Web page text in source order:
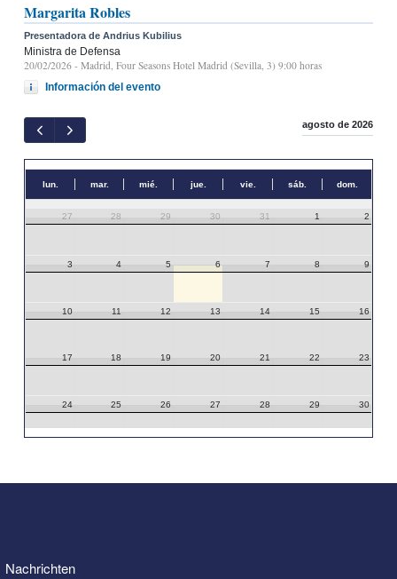
Margarita Robles
Presentadora de Andrius Kubilius
Ministra de Defensa
20/02/2026 - Madrid, Four Seasons Hotel Madrid (Sevilla, 3) 9:00 horas
Información del evento
agosto de 2026
lun. mar. mié. jue. vie. sáb. dom.
27 28 29 30 31 1 2
3 4 5 6 7 8 9
10 11 12 13 14 15 16
17 18 19 20 21 22 23
24 25 26 27 28 29 30
Nachrichten